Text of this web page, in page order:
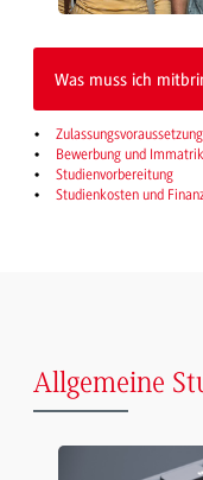
Was muss ich
Bewerbung und
Studienvorbereitung
Studienkosten und
Allgemeine